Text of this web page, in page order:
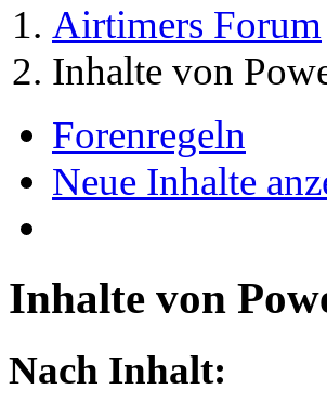
Airtimers Forum
Inhalte von
Forenregeln
Neue Inhalte
Inhalte von
Nach Inhalt: